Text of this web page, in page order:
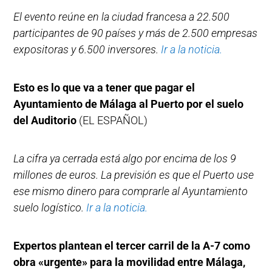
El evento reúne en la ciudad francesa a 22.500
participantes de 90 países y más de 2.500 empresas
expositoras y 6.500 inversores. Ir a la noticia.
Esto es lo que va a tener que pagar el
Ayuntamiento de Málaga al Puerto por el suelo
del Auditorio (EL ESPAÑOL)
La cifra ya cerrada está algo por encima de los 9
millones de euros. La previsión es que el Puerto use
ese mismo dinero para comprarle al Ayuntamiento
suelo logístico. Ir a la noticia.
Expertos plantean el tercer carril de la A-7 como
obra «urgente» para la movilidad entre Málaga,